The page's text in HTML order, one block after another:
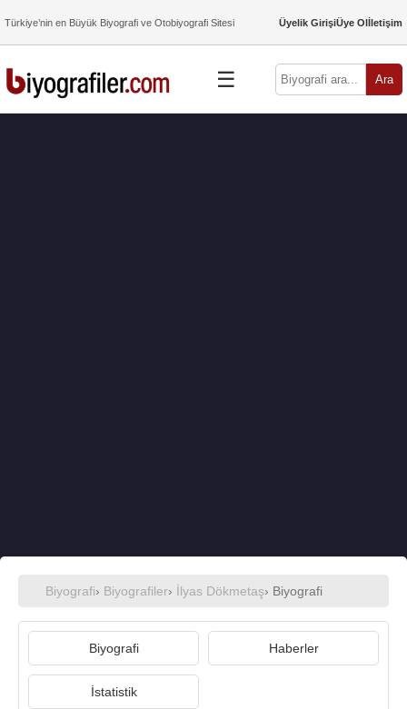
Türkiye’nin en Büyük Biyografi ve Otobiyografi Sitesi Üyelik GirişiÜye Olİletişim
☰ Ara
Biyografi› Biyografiler› İlyas Dökmetaş› Biyografi
Biyografi Haberler
İstatistik